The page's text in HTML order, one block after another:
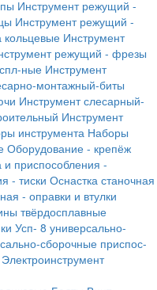
Инструмент режущий -
Инструмент режущий -
Инструмент
режущий - фрезы
ные Инструмент
монтажный-биты
Инструмент слесарный-
Инструмент
инструмента Наборы
Оборудование - крепёж
и приспособления -
- тиски Оснастка станочная
- оправки и втулки
твёрдосплавные
Усп- 8 универсально-
сборочные приспос-
Электроинструмент